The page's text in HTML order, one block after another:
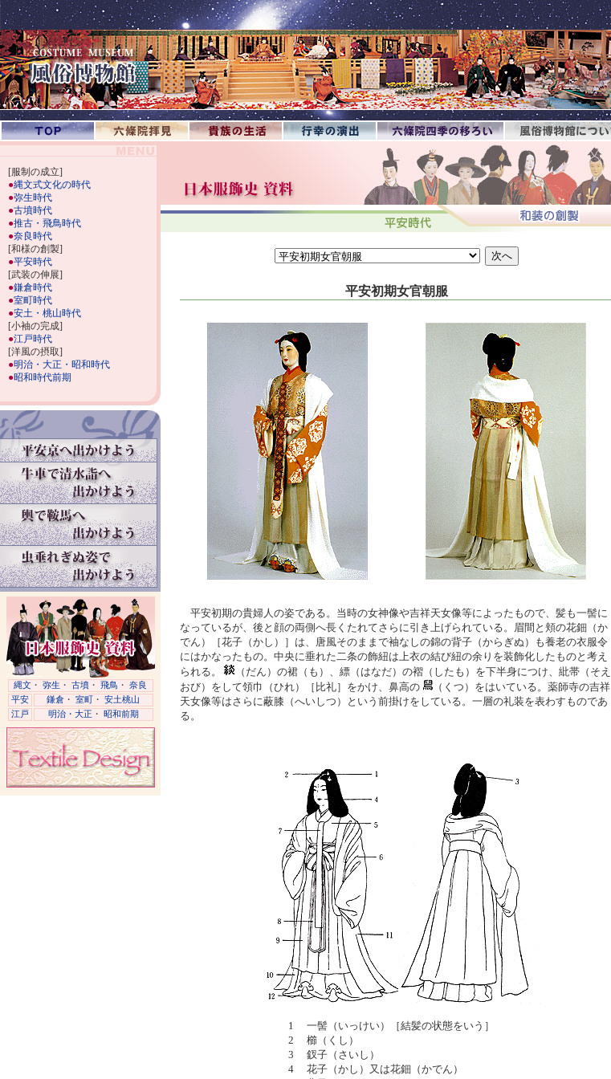
[服制の成立]
●縄文式文化の時代
●弥生時代
●古墳時代
●推古・飛鳥時代
●奈良時代
[和様の創製]
●平安時代
[武装の伸展]
●鎌倉時代
●室町時代
●安土・桃山時代
[小袖の完成]
●江戸時代
[洋風の摂取]
●明治・大正・昭和時代
●昭和時代前期
縄文 ・ 弥生 ・ 古墳 ・ 飛鳥 ・ 奈良
平安
鎌倉 ・ 室町 ・ 安土桃山
江戸
明治・大正 ・ 昭和前期
平安初期女官朝服
平安初期の貴婦人の姿である。当時の女神像や吉祥天女像等によったもので、髪も一髻に
なっているが、後と顔の両側へ長くたれてさらに引き上げられている。眉間と頬の花鈿（か
でん）［花子（かし）］は、唐風そのままで袖なしの錦の背子（からぎぬ）も養老の衣服令
にはかなったもの。中央に垂れた二条の飾紐は上衣の結び紐の余りを装飾化したものと考え
られる。
（だん）の裙（も）、縹（はなだ）の褶（したも）を下半身につけ、紕帯（そえ
おび）をして領巾（ひれ）［比礼］をかけ、鼻高の
（くつ）をはいている。薬師寺の吉祥
天女像等はさらに蔽膝（へいしつ）という前掛けをしている。一層の礼装を表わすものであ
る。
1 一髻（いっけい）［結髪の状態をいう］
2 櫛（くし）
3 釵子（さいし）
4 花子（かし）又は花鈿（かでん）